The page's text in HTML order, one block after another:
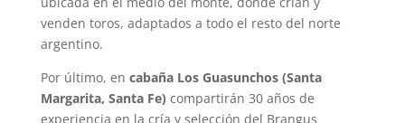
venden toros, adaptados a todo el resto del norte
argentino.
Por último, en cabaña Los Guasunchos (Santa
Margarita, Santa Fe) compartirán 30 años de
experiencia en la cría y selección del Brangus